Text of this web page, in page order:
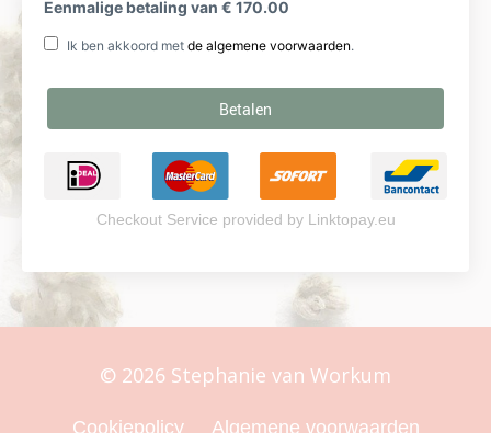
Checkout Service provided by Linktopay.eu
© 2026 Stephanie van Workum
Cookiepolicy Algemene voorwaarden